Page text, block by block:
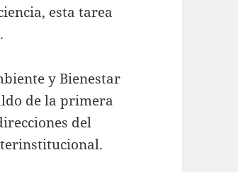
esta tarea
y Bienestar
de la primera
del